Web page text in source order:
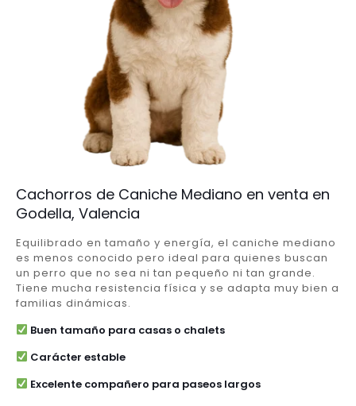
Cachorros de Caniche Mediano en venta en
Godella, Valencia
Equilibrado en tamaño y energía, el caniche mediano
es menos conocido pero ideal para quienes buscan
un perro que no sea ni tan pequeño ni tan grande.
Tiene mucha resistencia física y se adapta muy bien a
familias dinámicas.
Buen tamaño para casas o chalets
Carácter estable
Excelente compañero para paseos largos